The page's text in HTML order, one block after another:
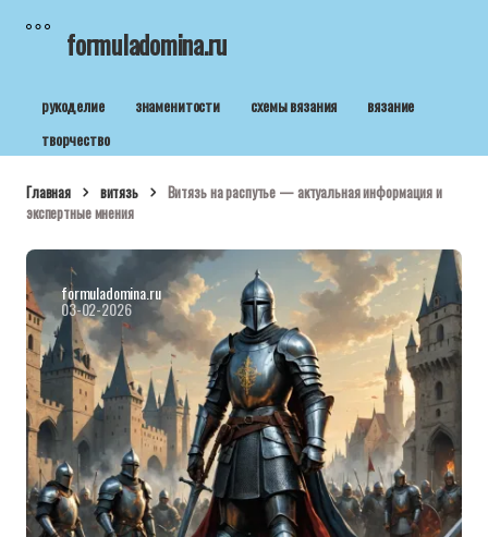
formuladomina.ru
рукоделие знаменитости схемы вязания
вязание
творчество
Главная витязь
Витязь на распутье — актуальная информация и
экспертные мнения
formuladomina.ru
03-02-2026